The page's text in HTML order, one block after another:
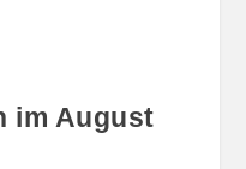
im August